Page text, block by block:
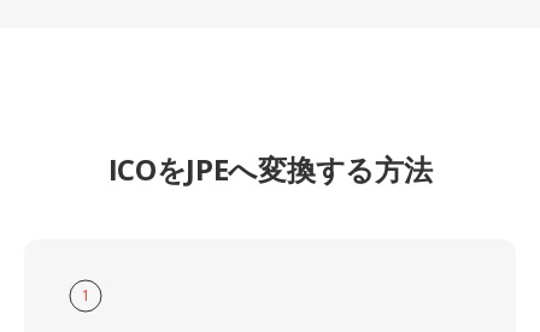
ICOをJPEへ変換する方法
1